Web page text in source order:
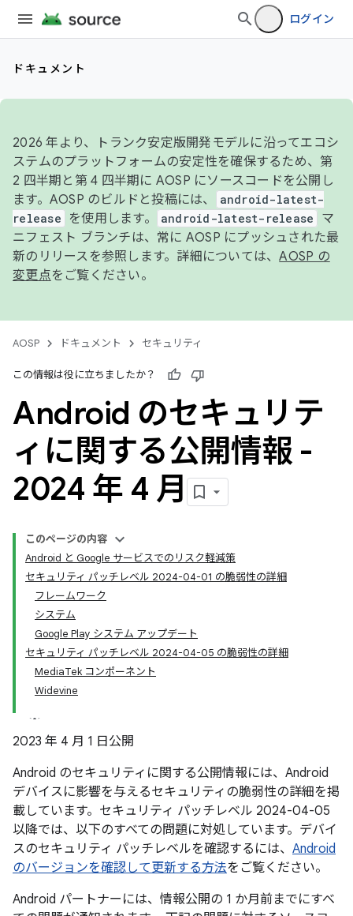
ログイン
ドキュメント
2026 年より、トランク安定版開発モデルに沿ってエコシ
ステムのプラットフォームの安定性を確保するため、第
2 四半期と第 4 四半期に AOSP にソースコードを公開し
ます。AOSP のビルドと投稿には、
android-latest-
release
を使用します。 android-latest-release
マ
ニフェスト ブランチは、常に AOSP にプッシュされた最
新のリリースを参照します。詳細については、AOSP の
変更点をご覧ください。
AOSP ドキュメント セキュリティ
この情報は役に立ちましたか？
Android のセキュリテ
ィに関する公開情報 -
2024 年 4 月
このページの内容
Android と Google サービスでのリスク軽減策
セキュリティ パッチレベル 2024-04-01 の脆弱性の詳細
フレームワーク
システム
Google Play システム アップデート
セキュリティ パッチレベル 2024-04-05 の脆弱性の詳細
MediaTek コンポーネント
Widevine
2023 年 4 月 1 日公開
Android のセキュリティに関する公開情報には、Android
デバイスに影響を与えるセキュリティの脆弱性の詳細を掲
載しています。セキュリティ パッチレベル 2024-04-05
以降では、以下のすべての問題に対処しています。デバイ
スのセキュリティ パッチレベルを確認するには、 Android
のバージョンを確認して更新する方法をご覧ください。
Android パートナーには、情報公開の 1 か月前までにすべ